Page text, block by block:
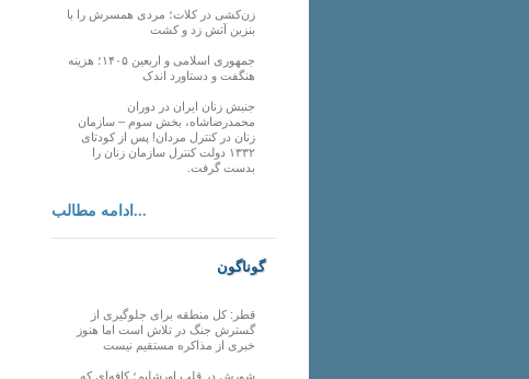
زن‌کشی در کلات؛ مردی همسرش را با
بنزین آتش زد و کشت
جمهوری اسلامی و اربعین ۱۴۰۵؛ هزینه
هنگفت و دستاورد اندک
جنبش زنان ایران در دوران
محمدرضاشاه، بخش سوم – سازمان
زنان در کنترل مردان! پس از کودتای
۱۳۳۲ دولت کنترل سازمان زنان را
بدست گرفت.
ادامه مطالب...
گوناگون
قطر: کل منطقه برای جلوگیری از
گسترش جنگ در تلاش است اما هنوز
خبری از مذاکره مستقیم نیست
شورش در قلب اورشلیم؛ کافه‌ای که